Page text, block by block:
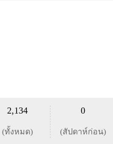
2,134
(ทั้งหมด)
0
(สัปดาห์ก่อน)